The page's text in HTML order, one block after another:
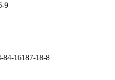
9
84-16187-18-8